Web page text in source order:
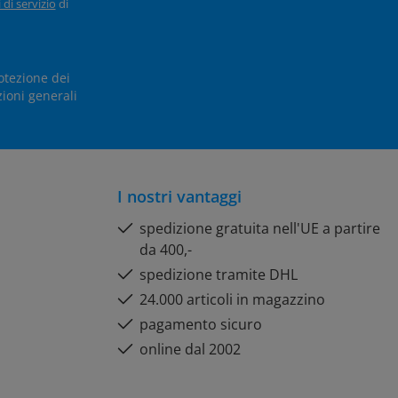
servizio di
dei
generali
I nostri vantaggi
spedizione gratuita nell'UE a partire
da 400,-
spedizione tramite DHL
24.000 articoli in magazzino
pagamento sicuro
online dal 2002